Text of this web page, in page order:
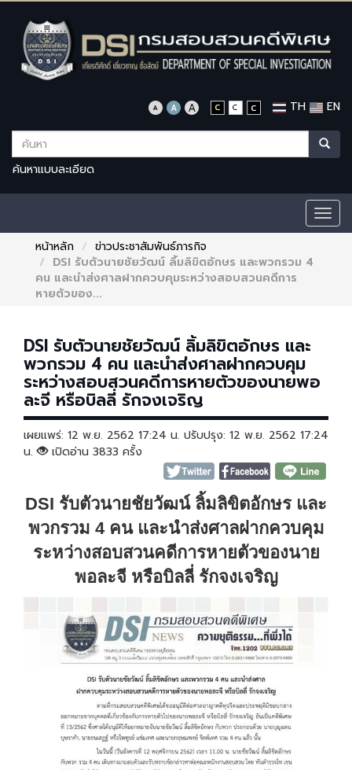
TH EN
ค้นหาแบบละเอียด
หน้าหลัก
ข่าวประชาสัมพันธ์ภารกิจ
DSI รับตัวนายชัยวัฒน์ ลิ้มลิขิตอักษร และพวกรวม 4
คน และนำส่งศาลฝากควบคุมระหว่างสอบสวนคดีการ
หายตัวของ...
DSI รับตัวนายชัยวัฒน์ ลิ้มลิขิตอักษร และ
พวกรวม 4 คน และนำส่งศาลฝากควบคุม
ระหว่างสอบสวนคดีการหายตัวของนายพอ
ละจี หรือบิลลี่ รักจงเจริญ
เผยแพร่: 12 พ.ย. 2562 17:24 น. ปรับปรุง: 12 พ.ย. 2562 17:24
น.
เปิดอ่าน 3833 ครั้ง
DSI รับตัวนายชัยวัฒน์ ลิ้มลิขิตอักษร และ
พวกรวม 4 คน และนำส่งศาลฝากควบคุม
ระหว่างสอบสวนคดีการหายตัวของนาย
พอละจี หรือบิลลี่ รักจงเจริญ